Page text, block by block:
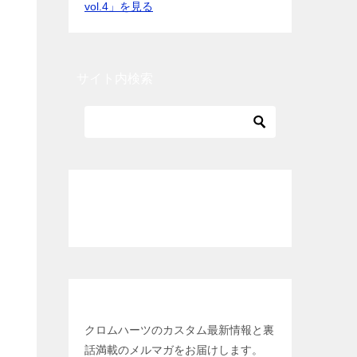
vol.4」を見る
クロムハーツのカスタム最新情報と裏
話満載のメルマガをお届けします。